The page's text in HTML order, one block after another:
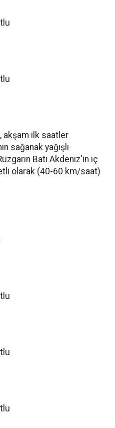
akşam ilk saatler
sağanak yağışlı
Batı Akdeniz'in iç
olarak (40-60 km/saat)